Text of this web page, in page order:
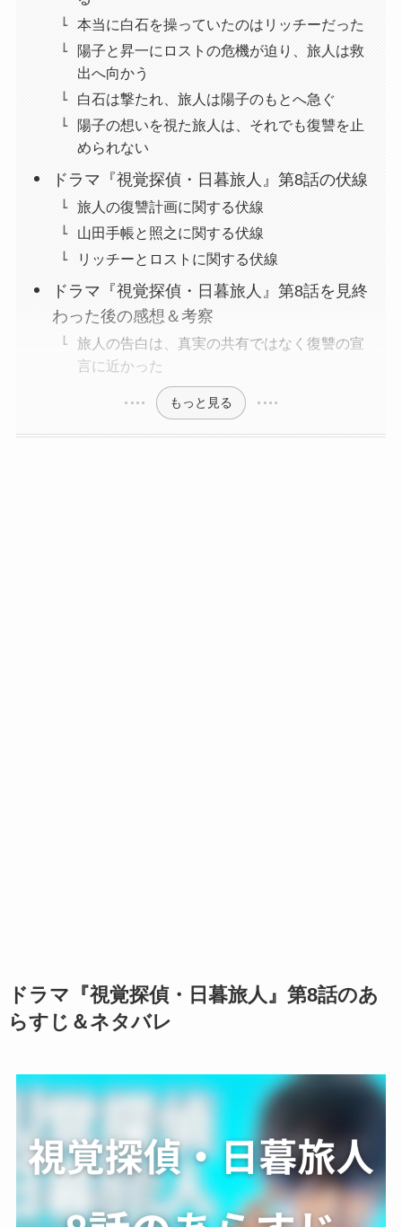
本当に白石を操っていたのはリッチーだった
陽子と昇一にロストの危機が迫り、旅人は救
出へ向かう
白石は撃たれ、旅人は陽子のもとへ急ぐ
陽子の想いを視た旅人は、それでも復讐を止
められない
ドラマ『視覚探偵・日暮旅人』第8話の伏線
旅人の復讐計画に関する伏線
山田手帳と照之に関する伏線
リッチーとロストに関する伏線
ドラマ『視覚探偵・日暮旅人』第8話を見終
わった後の感想＆考察
旅人の告白は、真実の共有ではなく復讐の宣
言に近かった
もっと見る
ドラマ『視覚探偵・日暮旅人』第8話のあ
らすじ＆ネタバレ